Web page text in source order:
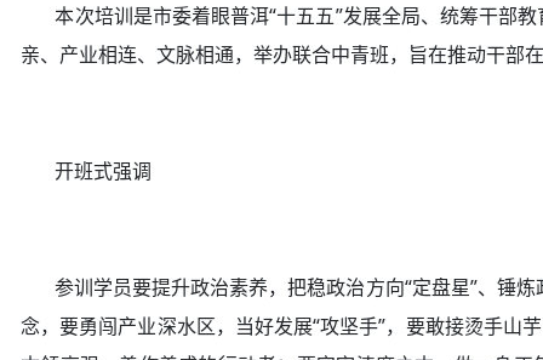
本次培训是市委着眼普洱“十五五”发展全局、统筹干部
亲、产业相连、文脉相通，举办联合中青班，旨在推动干部
开班式强调
参训学员要提升政治素养，把稳政治方向“定盘星”、锤炼
念，要勇闯产业深水区，当好发展“攻坚手”，要敢接烫手山